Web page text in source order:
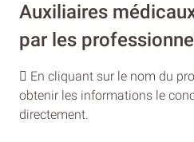
Auxiliaires
par les
En cliquant sur le nom du
obtenir les informations le
directement.